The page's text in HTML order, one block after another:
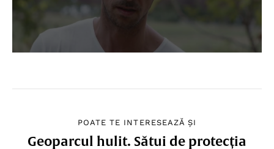
POATE TE INTERESEAZĂ ȘI
Geoparcul hulit. Sătui de protecția